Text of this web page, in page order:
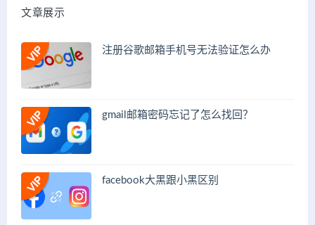
文章展示
注册谷歌邮箱手机号无法验证怎么办
gmail邮箱密码忘记了怎么找回？
facebook大黑跟小黑区别